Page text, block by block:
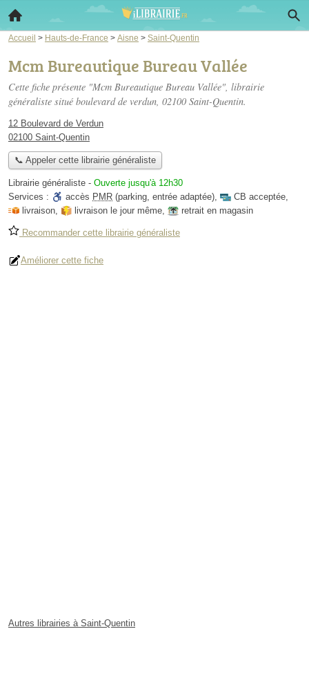
Accueil > Hauts-de-France > Aisne > Saint-Quentin
Mcm Bureautique Bureau Vallée
Cette fiche présente "Mcm Bureautique Bureau Vallée", librairie
généraliste situé boulevard de verdun, 02100 Saint-Quentin.
12 Boulevard de Verdun
02100 Saint-Quentin
📞 Appeler cette librairie généraliste
Librairie généraliste - Ouverte jusqu'à 12h30
Services :
accès PMR (parking, entrée adaptée), CB acceptée,
livraison, livraison le jour même, retrait en magasin
Recommander cette librairie généraliste
Améliorer cette fiche
Autres librairies à Saint-Quentin